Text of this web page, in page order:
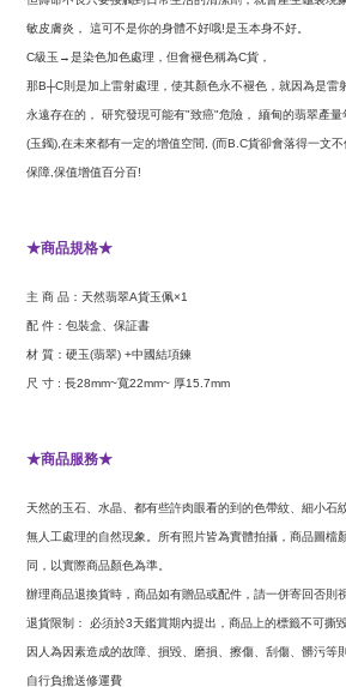
敏皮膚炎， 這可不是你的身體不好哦!是玉本身不好。
C級玉 →是染色加色處理，但會褪色稱為C貨，
那B┼C則是加上雷射處理，使其顏色永不褪色，就因為是雷
永遠存在的， 研究發現可能有"致癌"危險， 緬甸的翡翠產量
(玉鐲), 在未來都有一定的增值空間 , (而B.C貨卻會落得一文
保障 保值增值百分百!
★商品規格★
主 商 品：天然翡翠A貨玉佩×1
配 件：包裝盒、保証書
材 質：硬玉(翡翠) +中國結項鍊
尺 寸 : 長28mm~寬22mm~ 厚15.7mm
★商品服務★
天然的玉石、水晶、都有些許肉眼看的到的色帶紋、細小石
無人工處理的自然現象。所有照片皆為實體拍攝，商品圖檔
同，以實際商品顏色為準。
辦理商品退換貨時，商品如有贈品或配件，請一併寄回否則
退貨限制： 必須於3天鑑賞期內提出，商品上的標籤不可撕
因人為因素造成的故障、損毀、磨損、擦傷、刮傷、髒污等
自行負擔送修運費